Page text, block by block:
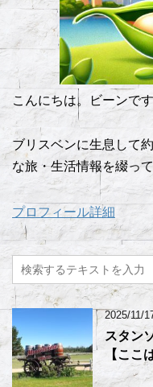
こんにちは。ビーンです
ブリスベンに生息して
な旅・生活情報を綴って
プロフィール詳細
2025/11/
スタン
【ここ